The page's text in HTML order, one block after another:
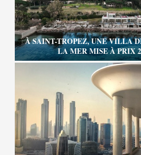
À SAINT-TROPEZ, UNE VILLA
LA MER MISE À PRIX